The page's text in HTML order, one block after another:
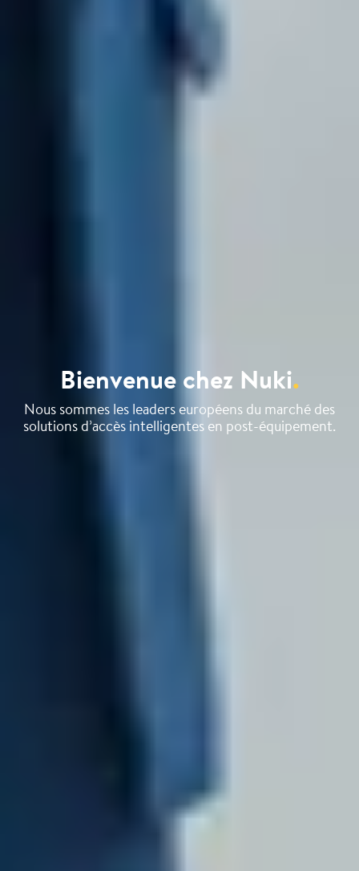
Bienvenue chez Nuki.
Nous sommes les leaders européens du marché des
solutions d’accès intelligentes en post-équipement.